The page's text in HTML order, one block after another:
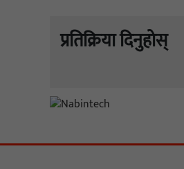
प्रतिक्रिया दिनुहोस्